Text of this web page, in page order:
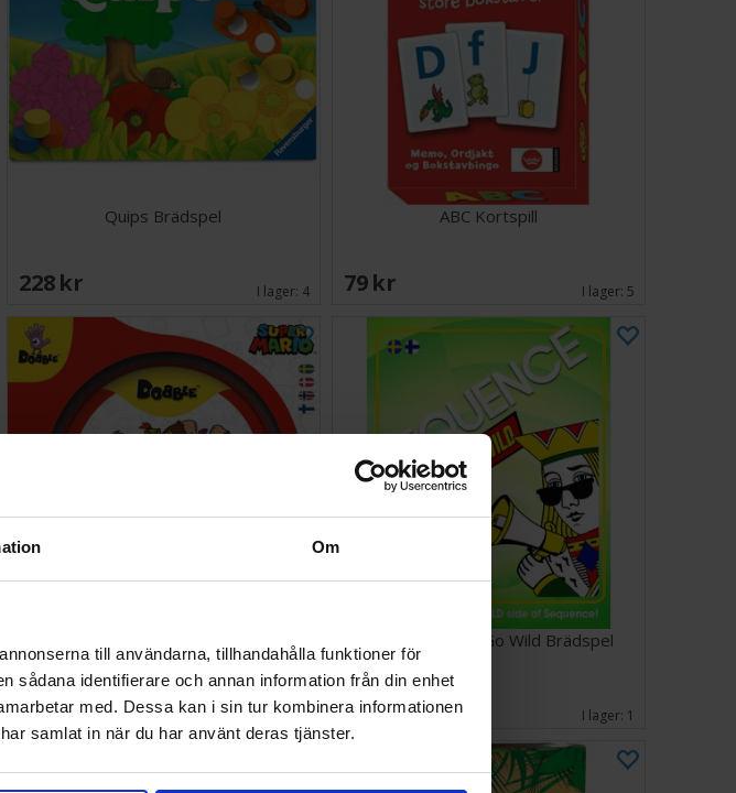
Om
till användarna, tillhandahålla funktioner för
sådana identifierare och annan information från din enhet
med. Dessa kan i sin tur kombinera informationen
samlat in när du har använt deras tjänster.
Quips Brädspel
228 SEK I lager: 4
ABC Kortspill
79 SEK I lager: 5
132 SEK I lager:6
Sequence Jacks Go Wild Brädspel
293 SEK I lager: 1